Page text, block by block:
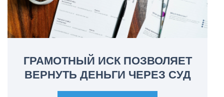
ГРАМОТНЫЙ ИСК ПОЗВОЛЯЕТ
ВЕРНУТЬ ДЕНЬГИ ЧЕРЕЗ СУД